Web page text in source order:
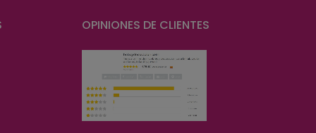
OPINIONES DE CLIENTES